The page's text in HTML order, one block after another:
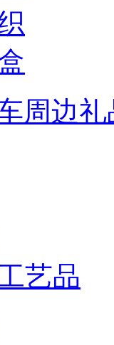
周边礼
艺品